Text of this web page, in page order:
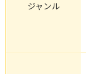
ジャンル